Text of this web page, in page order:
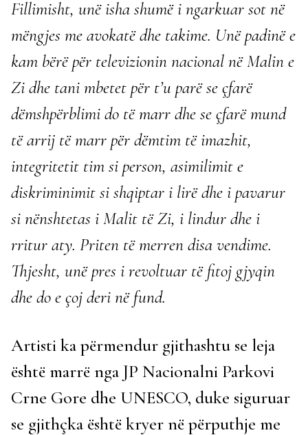
Fillimisht, unë isha shumë i ngarkuar sot në
mëngjes me avokatë dhe takime. Unë padinë e
kam bërë për televizionin nacional në Malin e
Zi dhe tani mbetet për t’u parë se çfarë
dëmshpërblimi do të marr dhe se çfarë mund
të arrij të marr për dëmtim të imazhit,
integritetit tim si person, asimilimit e
diskriminimit si shqiptar i lirë dhe i pavarur
si nënshtetas i Malit të Zi, i lindur dhe i
rritur aty. Priten të merren disa vendime.
Thjesht, unë pres i revoltuar të fitoj gjyqin
dhe do e çoj deri në fund.
Artisti ka përmendur gjithashtu se leja
është marrë nga JP Nacionalni Parkovi
Crne Gore dhe UNESCO, duke siguruar
se gjithçka është kryer në përputhje me